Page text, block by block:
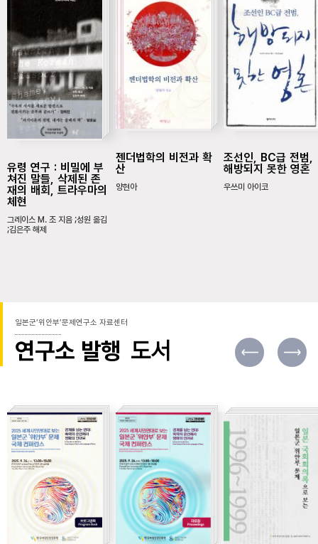
유령 연구 : 비밀에 부
쳐진 말들, 삭제된 존
재의 배회, 트라우마의
체현
그레이스 M. 조 지음 ;성원 옮김
;김은주 해제
젠더법학의 비전과 확
산
양현아
조선인, BC급 전범,
해방되지 못한 영혼
우쓰미 아이코
일본군’위안부’문제연구소 자료센터
연구소 발행 도서